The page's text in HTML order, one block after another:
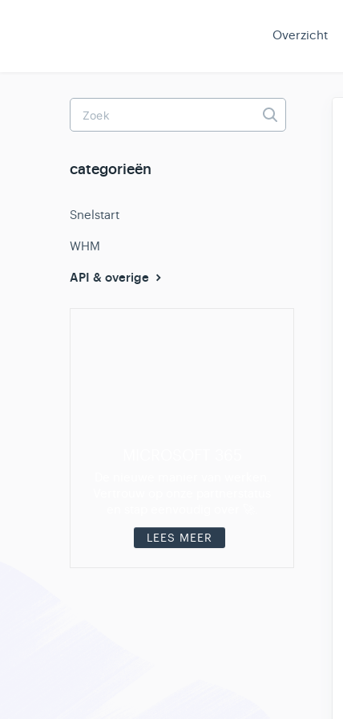
Overzicht
Toggle
Search
categorieën
Snelstart
WHM
API & overige
LEES MEER